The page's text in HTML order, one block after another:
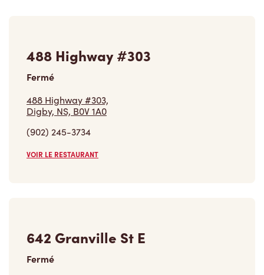
488 Highway #303
Fermé
488 Highway #303,
Digby, NS, B0V 1A0
(902) 245-3734
VOIR LE RESTAURANT
642 Granville St E
Fermé